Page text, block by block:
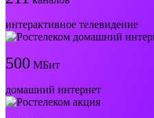
интерактивное телевидение
500 МБит
домашний интернет